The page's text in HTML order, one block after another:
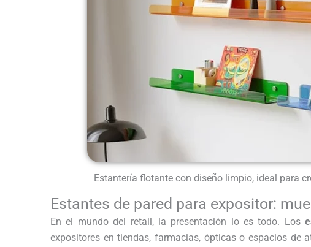
Estantería flotante con diseño limpio, ideal para
Estantes de pared para expositor:
En el mundo del retail, la presentación lo es todo. Los
expositores en tiendas, farmacias, ópticas o espacios de